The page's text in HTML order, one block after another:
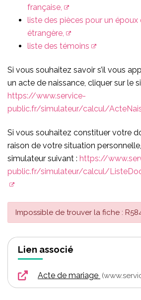
française,
liste des pièces pour un
étrangère,
liste des témoins
Si vous souhaitez savoir s’il vous
un acte de naissance, cliquer sur le
https://www.service-
public.fr/simulateur/calcul/
Si vous souhaitez constituer votre
raison de votre situation
simulateur suivant : https://
public.fr/simulateur/calcul/
Impossible de trouver la fiche :
Lien associé
Acte de mariage